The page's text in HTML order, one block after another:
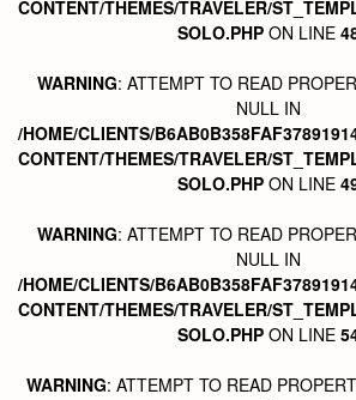
CONTENT/THEMES/TRAVELER/
SOLO.PHP ON LINE
WARNING: ATTEMPT TO READ
NULL IN
/HOME/CLIENTS/
CONTENT/THEMES/TRAVELER/
SOLO.PHP ON LINE
WARNING: ATTEMPT TO READ
NULL IN
/HOME/CLIENTS/
CONTENT/THEMES/TRAVELER/
SOLO.PHP ON LINE
WARNING: ATTEMPT TO READ